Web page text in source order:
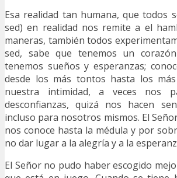
Esa realidad tan humana, que todos
sed) en realidad nos remite a el
maneras, también todos
sed, sabe que tenemos un
tenemos sueños y esperanzas;
desde los más tontos hasta los
nuestra intimidad, a veces nos
desconfianzas, quizá nos hacen
incluso para nosotros mismos. El
nos conoce hasta la médula y por
no dar lugar a la alegría y a la
El Señor no pudo haber escogido